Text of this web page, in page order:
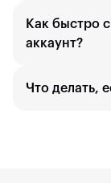
Как быстро
аккаунт?
Что делать,